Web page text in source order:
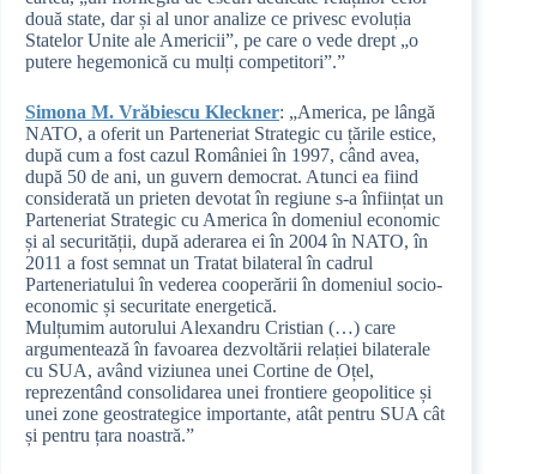
două state, dar și al unor analize ce privesc evoluția
Statelor Unite ale Americii”, pe care o vede drept „o
putere hegemonică cu mulți competitori”.”
Simona M. Vrăbiescu Kleckner: „America, pe lângă
NATO, a oferit un Parteneriat Strategic cu țările estice,
după cum a fost cazul României în 1997, când avea,
după 50 de ani, un guvern democrat. Atunci ea fiind
considerată un prieten devotat în regiune s-a înființat un
Parteneriat Strategic cu America în domeniul economic
și al securității, după aderarea ei în 2004 în NATO, în
2011 a fost semnat un Tratat bilateral în cadrul
Parteneriatului în vederea cooperării în domeniul socio-
economic și securitate energetică.
Mulțumim autorului Alexandru Cristian (…) care
argumentează în favoarea dezvoltării relației bilaterale
cu SUA, având viziunea unei Cortine de Oțel,
reprezentând consolidarea unei frontiere geopolitice și
unei zone geostrategice importante, atât pentru SUA cât
și pentru țara noastră.”